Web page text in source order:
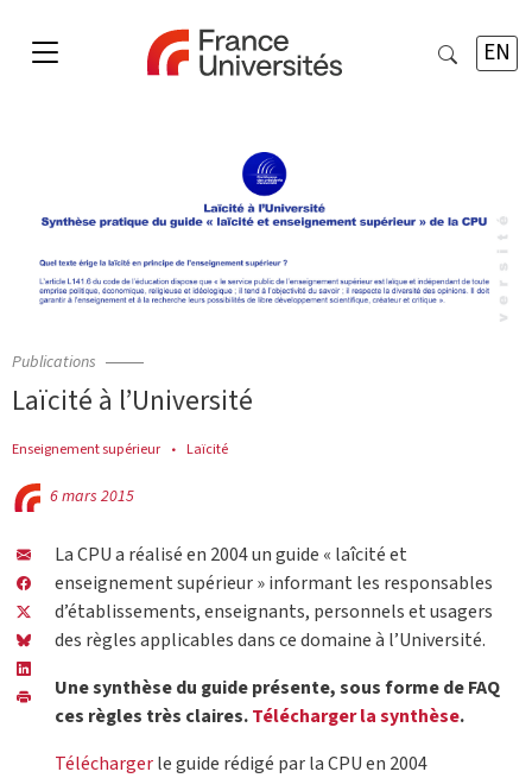
EN
Publications
Laïcité à l’Université
Enseignement supérieur Laïcité
6 mars 2015
La CPU a réalisé en 2004 un guide « laîcité et
enseignement supérieur » informant les responsables
d’établissements, enseignants, personnels et usagers
des règles applicables dans ce domaine à l’Université.
Une synthèse du guide présente, sous forme de FAQ
ces règles très claires.Télécharger la synthèse.
Téléchargerle guide rédigé par la CPU en 2004